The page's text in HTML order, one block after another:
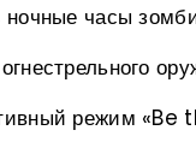
часы
режим «Be